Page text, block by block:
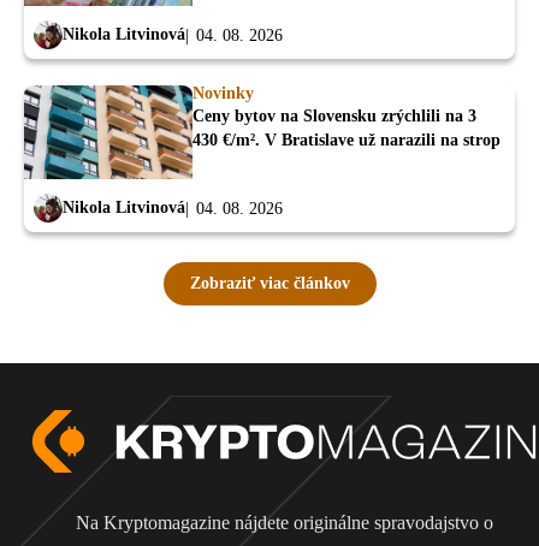
Nikola Litvinová 04. 08. 2026
Novinky
Ceny bytov na Slovensku zrýchlili na 3
430 €/m². V Bratislave už narazili na strop
Nikola Litvinová 04. 08. 2026
Zobraziť viac článkov
Na Kryptomagazine nájdete originálne spravodajstvo o